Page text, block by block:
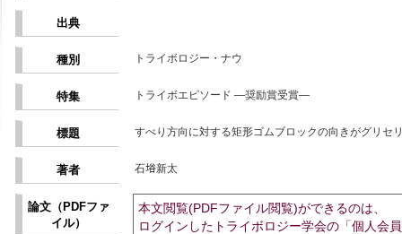
出典
種別 トライボロジー・ナウ
特集 トライボエピソード ―奨励賞受賞―
標題 すべり方向に対する矩形ゴムブロックの向きがグリセ
著者 石﨏新太
論文（PDFファ
イル）
本文閲覧(PDFファイル閲覧)ができるのは、
ログインしたトライボロジー学会の「個人会